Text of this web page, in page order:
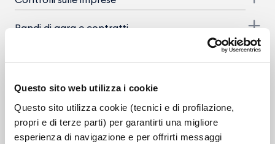
Questo sito web utilizza i cookie
Questo sito utilizza cookie (tecnici e di profilazione,
propri e di terze parti) per garantirti una migliore
esperienza di navigazione e per offrirti messaggi
Bandi di gara e contratti
Beni immobili e gestione patrimonio
Controlli e rilievi sull'amministrazione
Servizi erogati